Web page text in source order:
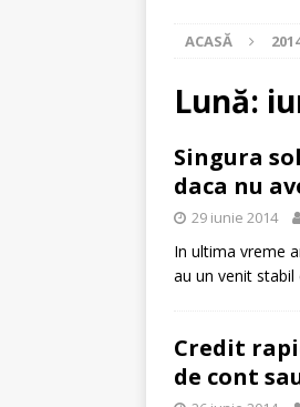
ACASĂ
Lună:
Singura
daca nu
29 iunie 2014
In ultima vreme
au un venit
Credit
de cont